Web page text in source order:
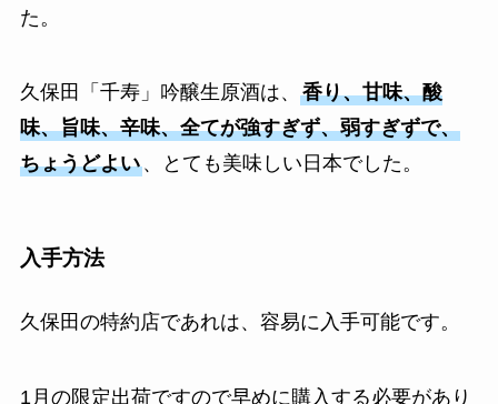
た。
久保田「千寿」吟醸生原酒は、 香り、甘味、酸
味、旨味、辛味、全てが強すぎず、弱すぎずで、
ちょうどよい、とても美味しい日本でした。
入手方法
久保田の特約店であれは、容易に入手可能です。
1月の限定出荷ですので早めに購入する必要があり